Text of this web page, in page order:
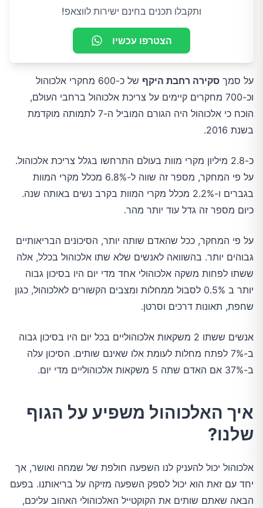
ותקבלו תכנים בחינם ישירות לווצאפ!
הצטרפו עכשיו
על סמך סקירה רחבת היקף
של כ-600 מחקרי אלכוהול
וכ-700 מחקרים קיימים על צריכת אלכוהול ברחבי העולם,
הוכח כי אלכוהול היה הגורם המוביל ה-7 לתמותה מוקדמת
בשנת 2016.
כ-2.8 מיליון מקרי מוות בעולם התרחשו בגלל צריכת אלכוהול.
על פי המחקר, מספר זה שווה ל-6.8% מכלל מקרי המוות
בגברים ו-2.2% מכלל מקרי המוות בקרב נשים באותה שנה.
כיום מספר זה גדל עוד יותר מהר.
על פי המחקר, ככל שהאדם שותה יותר, הסיכונים הבריאותיים
גבוהים יותר. בהשוואה לאנשים שלא שתו אלכוהול בכלל, אלה
ששתו לפחות משקה אלכוהולי אחד מדי יום היו בסיכון גבוה
יותר ב 0.5% לסבול ממחלות ומצבים הקשורים לאלכוהול, כגון
שחפת, תאונות דרכים וסרטן.
אנשים ששתו 2 משקאות אלכוהוליים בכל יום היו בסיכון גבוה
ב-7% לפתח מחלות לעומת אלו שאינם שותים. הסיכון עלה
ב-37% אם האדם שתה 5 משקאות אלכוהוליים מדי יום.
איך האלכוהול משפיע על הגוף
שלנו?
אלכוהול יכול להעניק לנו השפעה חולפת של שמחה ואושר, אך
יחד עם זאת הוא יכול לספק השפעה מזיקה על בריאותנו. בפעם
הבאה שאתם שותים את הקוקטייל האלכוהולי האהוב עליכם,